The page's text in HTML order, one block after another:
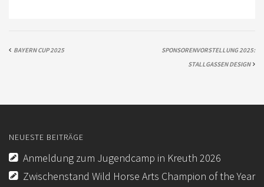
BAYERN CUP 2025
SPONSORENVORSTELLUNG 2025:
STALLGASSEN DESIGN
NEUESTE BEITRÄGE
Anmeldung zum Jugendcamp in Kreuth 2026
Zwischenstand Wild Horse Arts Champion of the Year